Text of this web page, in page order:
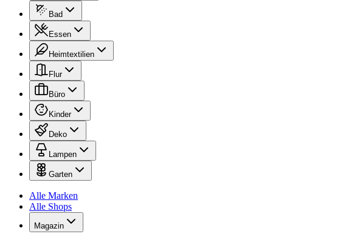
Bad
Essen
Heimtextilien
Flur
Büro
Kinder
Deko
Lampen
Garten
Alle Marken
Alle Shops
Magazin